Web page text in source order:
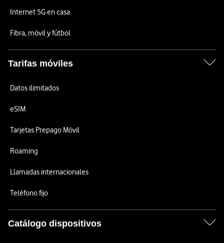
Internet 5G en casa
Fibra, móvil y fútbol
Tarifas móviles
Datos ilimitados
eSIM
Tarjetas Prepago Móvil
Roaming
Llamadas internacionales
Teléfono fijo
Catálogo dispositivos